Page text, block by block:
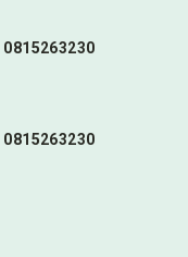
0815263230
0815263230